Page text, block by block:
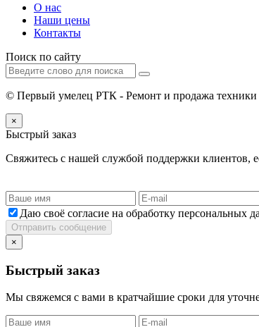
О нас
Наши цены
Контакты
Поиск по сайту
© Первый умелец РТК - Ремонт и продажа техники
×
Быстрый заказ
Свяжитесь с нашей службой поддержки клиентов,
Даю своё согласие на обработку персональных
Отправить сообщение
×
Быстрый заказ
Мы свяжемся с вами в кратчайшие сроки для